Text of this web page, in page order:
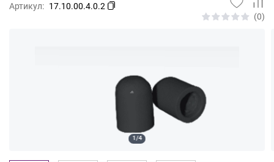
Артикул: 17.10.00.4.0.2
(0)
1/4